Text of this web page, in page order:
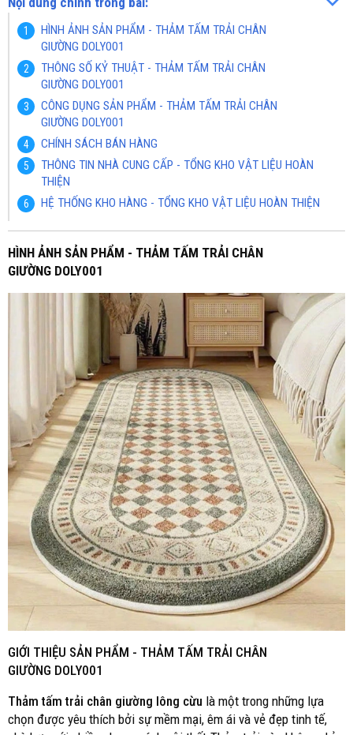
HÌNH ẢNH SẢN PHẨM - THẢM TẤM TRẢI CHÂN
GIƯỜNG DOLY001
THÔNG SỐ KỶ THUẬT - THẢM TẤM TRẢI CHÂN
GIƯỜNG DOLY001
CÔNG DỤNG SẢN PHẨM - THẢM TẤM TRẢI CHÂN
GIƯỜNG DOLY001
CHÍNH SÁCH BÁN HÀNG
THÔNG TIN NHÀ CUNG CẤP - TỔNG KHO VẬT LIỆU HOÀN
THIỆN
HỆ THỐNG KHO HÀNG - TỔNG KHO VẬT LIỆU HOÀN THIỆN
HÌNH ẢNH SẢN PHẨM - THẢM TẤM TRẢI CHÂN
GIƯỜNG DOLY001
GIỚI THIỆU SẢN PHẨM - THẢM TẤM TRẢI CHÂN
GIƯỜNG DOLY001
Thảm tấm trải chân giường lông cừu là một trong những lựa
chọn được yêu thích bởi sự mềm mại, êm ái và vẻ đẹp tinh tế,